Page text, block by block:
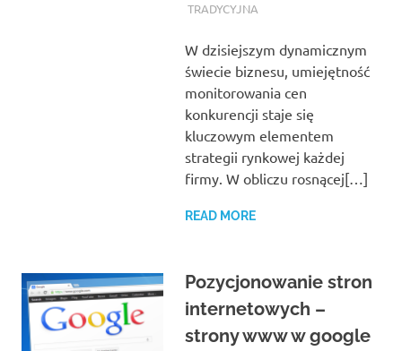
TRADYCYJNA
W dzisiejszym dynamicznym
świecie biznesu, umiejętność
monitorowania cen
konkurencji staje się
kluczowym elementem
strategii rynkowej każdej
firmy. W obliczu rosnącej[…]
READ MORE
Pozycjonowanie stron
internetowych –
strony www w google